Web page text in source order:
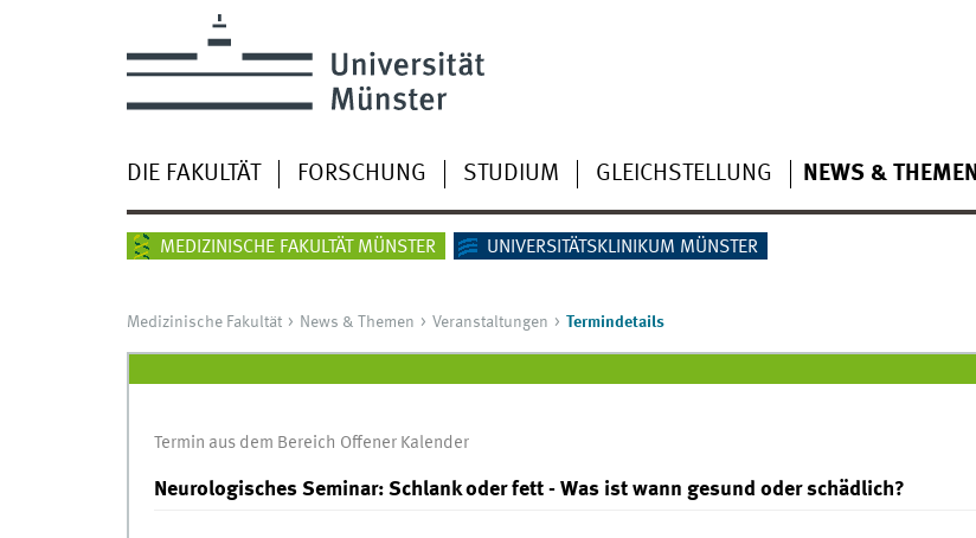
DIE FAKULTÄT FORSCHUNG STUDIUM GLEICHSTELLUNG NEWS & THEMEN
MEDIZINISCHE FAKULTÄT MÜNSTER UNIVERSITÄTSKLINIKUM MÜNSTER
Medizinische Fakultät News & Themen Veranstaltungen Termindetails
Termin aus dem Bereich Offener Kalender
Neurologisches Seminar: Schlank oder fett - Was ist wann gesund oder schädlich?